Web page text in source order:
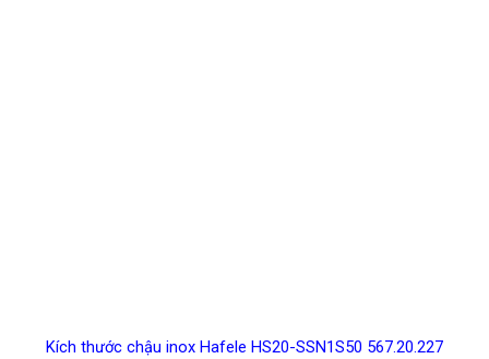
Kích thước chậu inox Hafele HS20-SSN1S50 567.20.227